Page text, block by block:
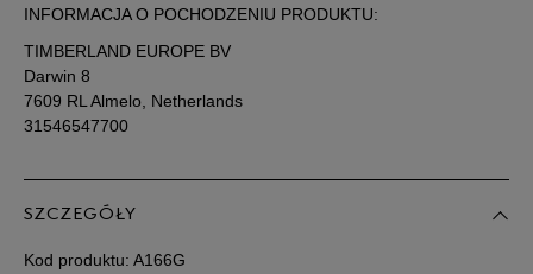
36 22,5 cm
Podane w centymetrach wymiary dotyczą długości stopy.
INFORMACJA O POCHODZENIU PRODUKTU:
TIMBERLAND EUROPE BV
Darwin 8
7609 RL Almelo, Netherlands
31546547700
SZCZEGÓŁY
Kod produktu: A166G